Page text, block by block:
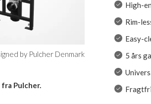
by Pulcher Denmark
Pulcher.
High-
Rim-
Easy-
5 års